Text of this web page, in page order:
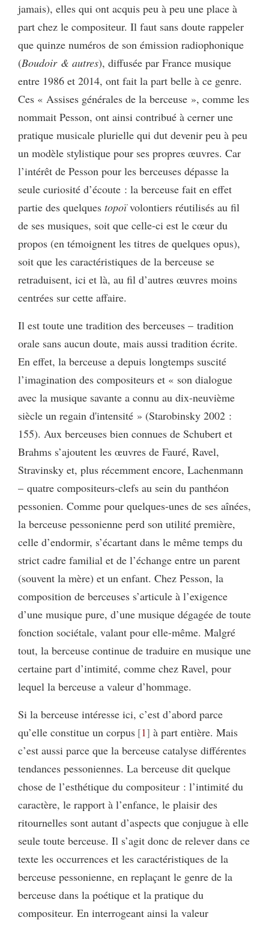
jamais), elles qui ont acquis peu à peu une place à
part chez le compositeur. Il faut sans doute rappeler
que quinze numéros de son émission radiophonique
(Boudoir & autres), diffusée par France musique
entre 1986 et 2014, ont fait la part belle à ce genre.
Ces « Assises générales de la berceuse », comme les
nommait Pesson, ont ainsi contribué à cerner une
pratique musicale plurielle qui dut devenir peu à peu
un modèle stylistique pour ses propres œuvres. Car
l’intérêt de Pesson pour les berceuses dépasse la
seule curiosité d’écoute : la berceuse fait en effet
partie des quelques topoïvolontiers réutilisés au fil
de ses musiques, soit que celle-ci est le cœur du
propos (en témoignent les titres de quelques opus),
soit que les caractéristiques de la berceuse se
retraduisent, ici et là, au fil d’autres œuvres moins
centrées sur cette affaire.
Il est toute une tradition des berceuses – tradition
orale sans aucun doute, mais aussi tradition écrite.
En effet, la berceuse a depuis longtemps suscité
l’imagination des compositeurs et « son dialogue
avec la musique savante a connu au dix-neuvième
siècle un regain d'intensité » (Starobinsky 2002 :
155). Aux berceuses bien connues de Schubert et
Brahms s’ajoutent les œuvres de Fauré, Ravel,
Stravinsky et, plus récemment encore, Lachenmann
– quatre compositeurs-clefs au sein du panthéon
pessonien. Comme pour quelques-unes de ses aînées,
la berceuse pessonienne perd son utilité première,
celle d’endormir, s’écartant dans le même temps du
strict cadre familial et de l’échange entre un parent
(souvent la mère) et un enfant. Chez Pesson, la
composition de berceuses s’articule à l’exigence
d’une musique pure, d’une musique dégagée de toute
fonction sociétale, valant pour elle-même. Malgré
tout, la berceuse continue de traduire en musique une
certaine part d’intimité, comme chez Ravel, pour
lequel la berceuse a valeur d’hommage.
Si la berceuse intéresse ici, c’est d’abord parce
qu’elle constitue un corpus 1 à part entière. Mais
c’est aussi parce que la berceuse catalyse différentes
tendances pessoniennes. La berceuse dit quelque
chose de l’esthétique du compositeur : l’intimité du
caractère, le rapport à l’enfance, le plaisir des
ritournelles sont autant d’aspects que conjugue à elle
seule toute berceuse. Il s’agit donc de relever dans ce
texte les occurrences et les caractéristiques de la
berceuse pessonienne, en replaçant le genre de la
berceuse dans la poétique et la pratique du
compositeur. En interrogeant ainsi la valeur